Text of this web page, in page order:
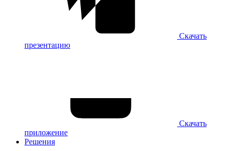
Скачать
презентацию
Скачать
приложение
Решения